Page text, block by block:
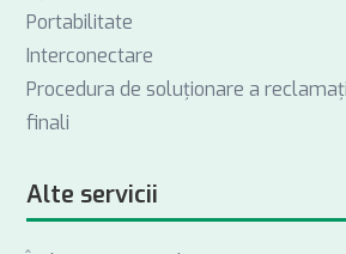
Portabilitate
Interconectare
Procedura de soluționare a
finali
Alte servicii